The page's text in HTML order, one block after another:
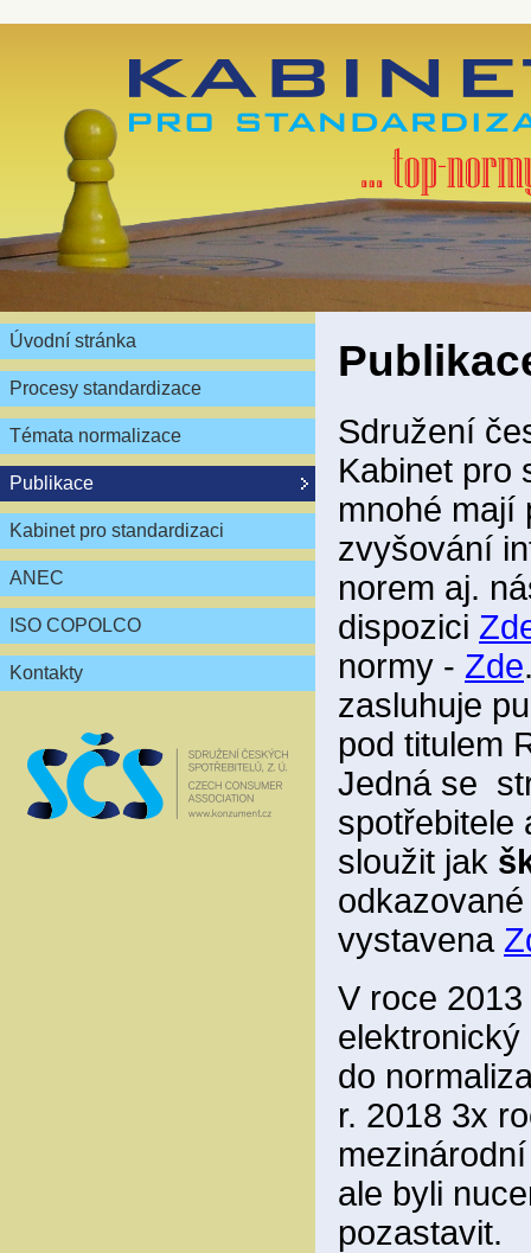
Úvodní stránka
Procesy standardizace
Témata normalizace
Publikace
Kabinet pro standardizaci
ANEC
ISO COPOLCO
Kontakty
Sdružení
Kabinet pro
mnohé mají
zvyšování
norem aj.
dispozici
normy - Zde
zasluhuje
pod titulem
Jedná se
spotřebitele
sloužit jak
vystavena
V roce
do
r. 2018 3x
ale byli
pozastavit.